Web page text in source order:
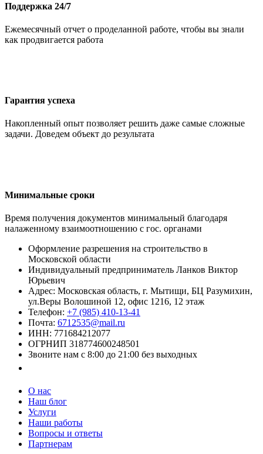
Поддержка 24/7
Ежемесячный отчет о проделанной работе, чтобы вы знали
как продвигается работа
Гарантия успеха
Накопленный опыт позволяет решить даже самые сложные
задачи. Доведем объект до результата
Минимальные сроки
Время получения документов минимальный благодаря
налаженному взаимоотношению с гос. органами
Оформление разрешения на строительство в
Московской области
Индивидуальный предприниматель Ланков Виктор
Юрьевич
Адрес: Московская область, г. Мытищи, БЦ Разумихин,
ул.Веры Волошиной 12, офис 1216, 12 этаж
Телефон: +7 (985) 410-13-41
Почта: 6712535@mail.ru
ИНН: 771684212077
ОГРНИП 318774600248501
Звоните нам с 8:00 до 21:00 без выходных
О нас
Наш блог
Услуги
Наши работы
Вопросы и ответы
Партнерам